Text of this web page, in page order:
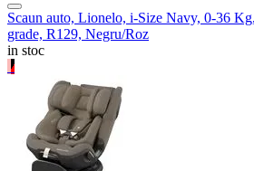
Scaun auto, Lionelo, i-Size Navy, 0-36
grade, R129, Negru/Roz
in stoc